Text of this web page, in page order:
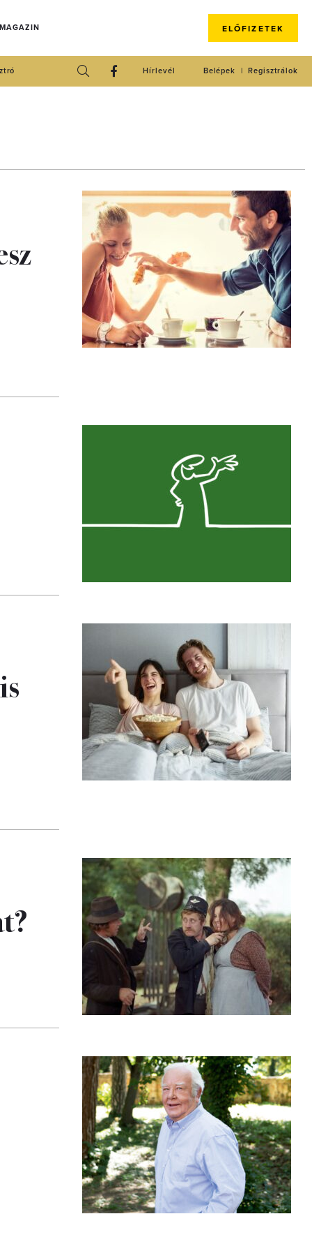
ELŐFIZETEK
Regisztrálok
Belépek
Hírlevél